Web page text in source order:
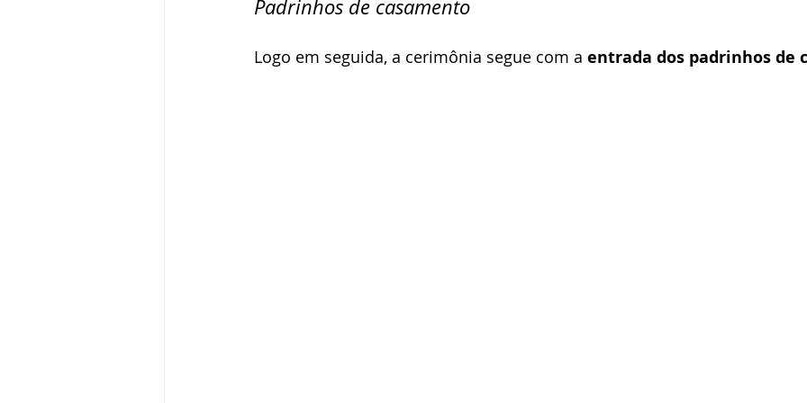
Padrinhos de casamento
Logo em seguida, a cerimônia segue com a entrada dos padrinhos de